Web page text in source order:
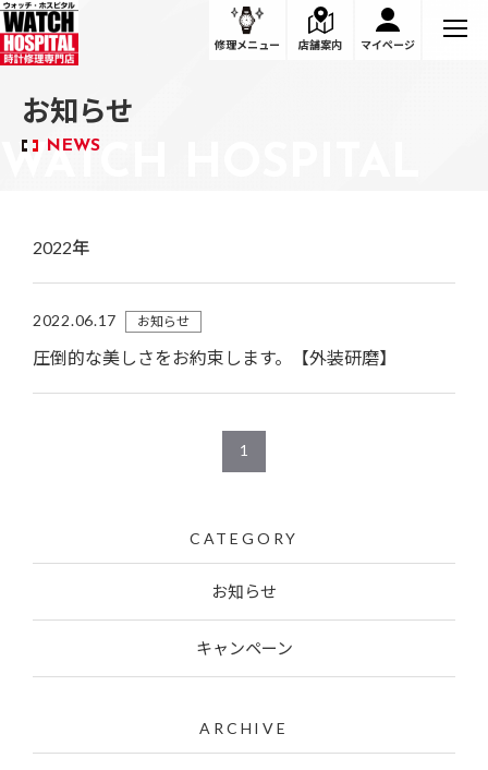
修理メニュー 店舗案内 マイページ
新着情報
お知らせ
NEWS
2022年
2022.06.17 お知らせ
圧倒的な美しさをお約束します。【外装研磨】
1
CATEGORY
お知らせ
キャンペーン
ARCHIVE